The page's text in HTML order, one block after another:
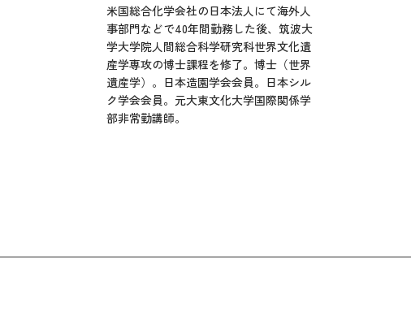
米国総合化学会社の日本法人にて海外人
事部門などで40年間勤務した後、筑波大
学大学院人間総合科学研究科世界文化遺
産学専攻の博士課程を修了。博士（世界
遺産学）。日本造園学会会員。日本シル
ク学会会員。元大東文化大学国際関係学
部非常勤講師。